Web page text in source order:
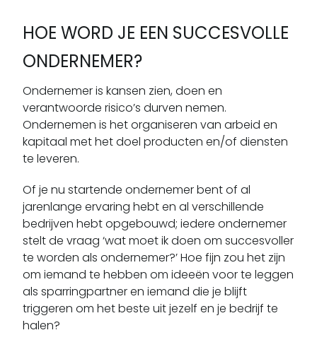
HOE WORD JE EEN SUCCESVOLLE
ONDERNEMER?
Ondernemer is kansen zien, doen en
verantwoorde risico’s durven nemen.
Ondernemen is het organiseren van arbeid en
kapitaal met het doel producten en/of diensten
te leveren.
Of je nu startende ondernemer bent of al
jarenlange ervaring hebt en al verschillende
bedrijven hebt opgebouwd; iedere ondernemer
stelt de vraag ‘wat moet ik doen om succesvoller
te worden als ondernemer?’ Hoe fijn zou het zijn
om iemand te hebben om ideeën voor te leggen
als sparringpartner en iemand die je blijft
triggeren om het beste uit jezelf en je bedrijf te
halen?